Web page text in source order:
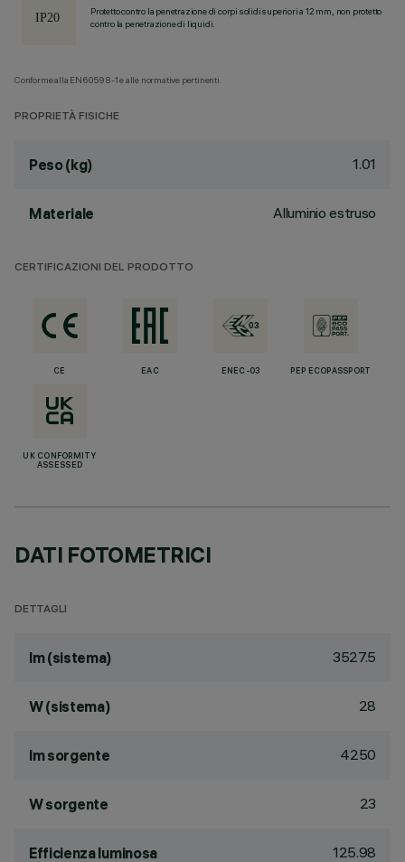
Protetto contro la penetrazione di corpi solidi superiori a 12 mm, non protetto
contro la penetrazione di liquidi.
Conforme alla EN60598-1 e alle normative pertinenti.
PROPRIETÀ FISICHE
Peso (kg) 1.01
Materiale Alluminio estruso
CERTIFICAZIONI DEL PRODOTTO
CE EAC ENEC-03 PEP ECOPASSPORT
UK CONFORMITY
ASSESSED
DATI FOTOMETRICI
DETTAGLI
lm (sistema) 3527.5
W (sistema) 28
lm sorgente 4250
W sorgente 23
Efficienza luminosa 125.98